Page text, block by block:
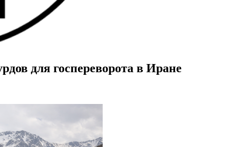
для госпереворота в Иране